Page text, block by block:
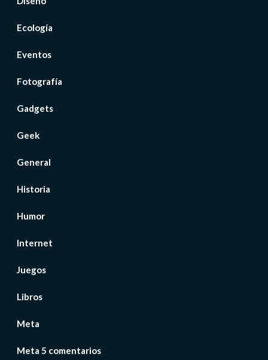
Ecología
Eventos
Fotografía
Gadgets
Geek
General
Historia
Humor
Internet
Juegos
Libros
Meta
Meta 5 comentarios